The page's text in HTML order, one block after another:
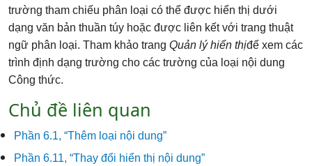
trường tham chiếu phân loại có thể được hiển thị dưới
dạng văn bản thuần túy hoặc được liên kết với trang thuật
ngữ phân loại. Tham khảo trang Quản lý hiển thịđể xem các
trình định dạng trường cho các trường của loại nội dung
Công thức.
Chủ đề liên quan
Phần 6.1, “Thêm loại nội dung”
Phần 6.11, “Thay đổi hiển thị nội dung”